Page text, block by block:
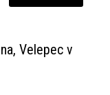
Velepec v